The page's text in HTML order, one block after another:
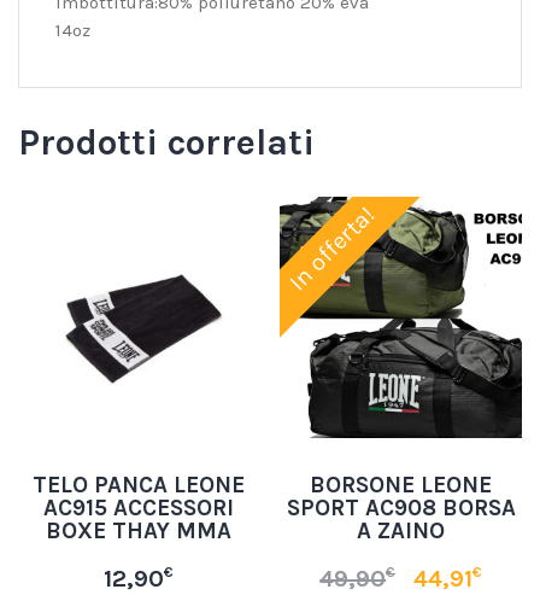
14oz
Prodotti correlati
TELO PANCA LEONE
AC915 ACCESSORI
BOXE THAY MMA
12,90€
In offerta!
BORSONE LEONE
SPORT AC908 BORSA
A ZAINO
49,90€ 44,91€